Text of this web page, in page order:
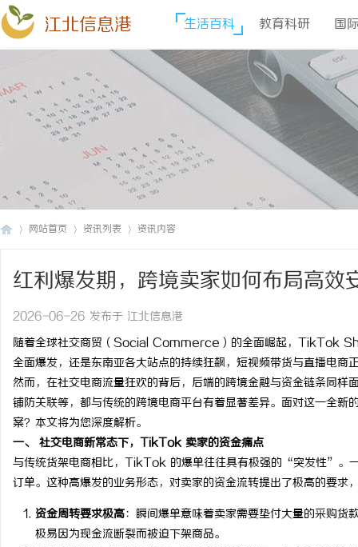
江北信息港 生活百科 教育科研 国
网站首页 资讯列表 资讯内容
红利爆发期，跨境卖家如何布局高
2026-06-26 发布于 江北信息港
随着全球社交商贸（Social Commerce）的全面崛起，TikTok
全面爆发，还是东南亚各大站点的持续狂飙，短视频带货与直播电商
然而，在社交电商流量狂欢的背后，后端的跨境金融与资金链条同
铺防关联等，都与传统的跨境电商平台有着显著差异。面对这一全新
案？本文将为您深度解析。
一、 社交电商新常态下，TikTok 卖家的资金痛点
与传统货架电商相比，TikTok 的爆单往往具有极强的“突发性”。
订单。这种高爆发的业务形态，对卖家的资金流转提出了极高的要求
资金周转要求极高：瞬间爆单意味着卖家需要垫付大量的采购货
极易因为现金流断裂而被迫下架商品。